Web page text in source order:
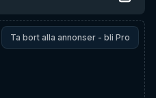
Ta bort alla annonser - bli Pro